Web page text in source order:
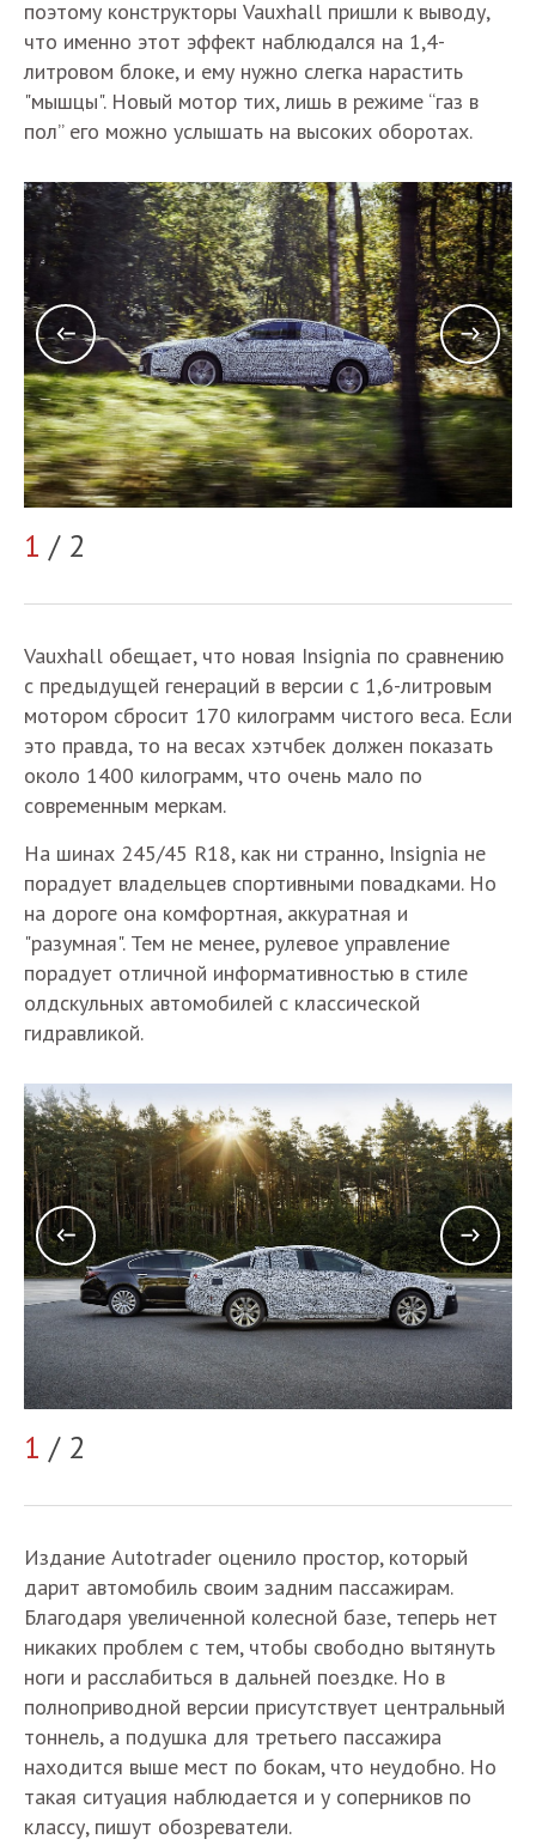
поэтому конструкторы Vauxhall пришли к выводу,
что именно этот эффект наблюдался на 1,4-
литровом блоке, и ему нужно слегка нарастить
"мышцы". Новый мотор тих, лишь в режиме “газ в
пол” его можно услышать на высоких оборотах.
1 / 2
Vauxhall обещает, что новая Insignia по сравнению
с предыдущей генераций в версии с 1,6-литровым
мотором сбросит 170 килограмм чистого веса. Если
это правда, то на весах хэтчбек должен показать
около 1400 килограмм, что очень мало по
современным меркам.
На шинах 245/45 R18, как ни странно, Insignia не
порадует владельцев спортивными повадками. Но
на дороге она комфортная, аккуратная и
"разумная". Тем не менее, рулевое управление
порадует отличной информативностью в стиле
олдскульных автомобилей с классической
гидравликой.
1 / 2
Издание Autotrader оценило простор, который
дарит автомобиль своим задним пассажирам.
Благодаря увеличенной колесной базе, теперь нет
никаких проблем с тем, чтобы свободно вытянуть
ноги и расслабиться в дальней поездке. Но в
полноприводной версии присутствует центральный
тоннель, а подушка для третьего пассажира
находится выше мест по бокам, что неудобно. Но
такая ситуация наблюдается и у соперников по
классу, пишут обозреватели.